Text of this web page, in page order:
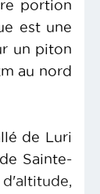
portion
est une
un piton
au nord
de Luri
Sainte-